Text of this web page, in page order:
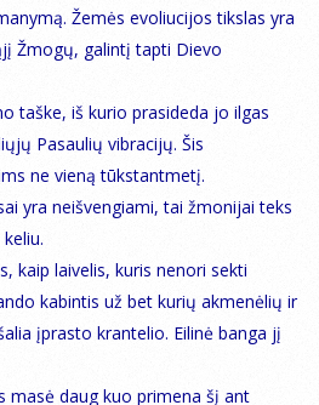
Žemės evoliucijos tikslas yra
Žmogų, galintį tapti Dievo
taške, iš kurio prasideda jo ilgas
Pasaulių vibracijų. Šis
ne vieną tūkstantmetį.
yra neišvengiami, tai žmonijai teks
kaip laivelis, kuris nenori sekti
kabintis už bet kurių akmenėlių ir
įprasto krantelio. Eilinė banga jį
masė daug kuo primena šį ant